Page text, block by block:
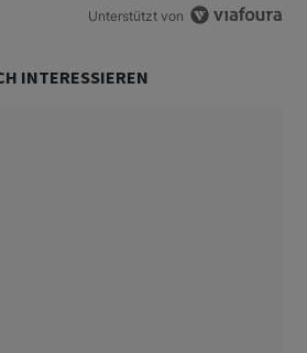
Unterstützt von
INTERESSIEREN